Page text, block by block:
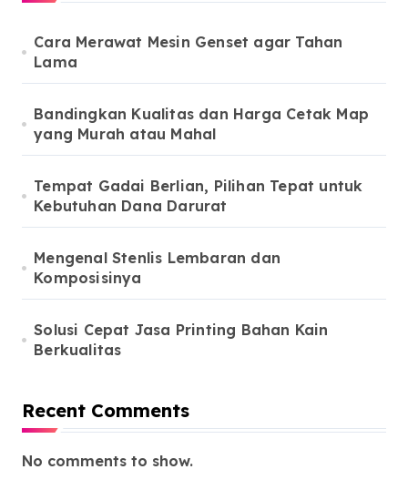
Cara Merawat Mesin Genset agar Tahan
Lama
Bandingkan Kualitas dan Harga Cetak Map
yang Murah atau Mahal
Tempat Gadai Berlian, Pilihan Tepat untuk
Kebutuhan Dana Darurat
Mengenal Stenlis Lembaran dan
Komposisinya
Solusi Cepat Jasa Printing Bahan Kain
Berkualitas
Recent Comments
No comments to show.